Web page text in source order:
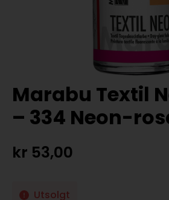
Marabu Textil
– 334 Neon-
kr 53,00
Utsolgt